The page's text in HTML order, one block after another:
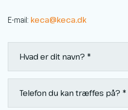
E-mail: keca@keca.dk